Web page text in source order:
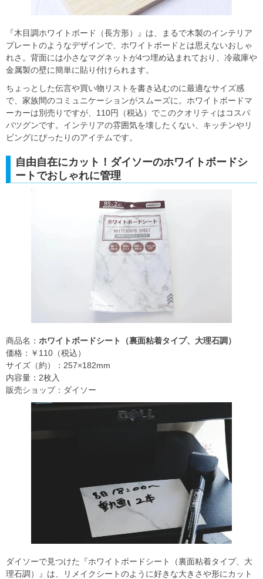
『木目調ホワイトボード（長方形）』は、まるで木製のインテリア
プレートのようなデザインで、ホワイトボードとは思えないおしゃ
れさ。背面には小さなマグネットが4つ埋め込まれており、冷蔵庫や
金属製の壁に簡単に貼り付けられます。
ちょっとした伝言や買い物リストを書き込むのに最適なサイズ感
で、家族間のコミュニケーションがスムーズに。ホワイトボードマ
ーカーは別売りですが、110円（税込）でこのクオリティはコスパ
バツグンです。インテリアの雰囲気を壊したくない、キッチンやリ
ビングにぴったりのアイテムです。
自由自在にカット！ダイソーのホワイトボードシ
ートでおしゃれに管理
商品名： ホワイトボードシート（裏面粘着タイプ、大理石調）
価格：￥110（税込）
サイズ（約）：257×182mm
内容量：2枚入
販売ショップ：ダイソー
ダイソーで見つけた『ホワイトボードシート（裏面粘着タイプ、大
理石調）』は、リメイクシートのように好きな大きさや形にカット